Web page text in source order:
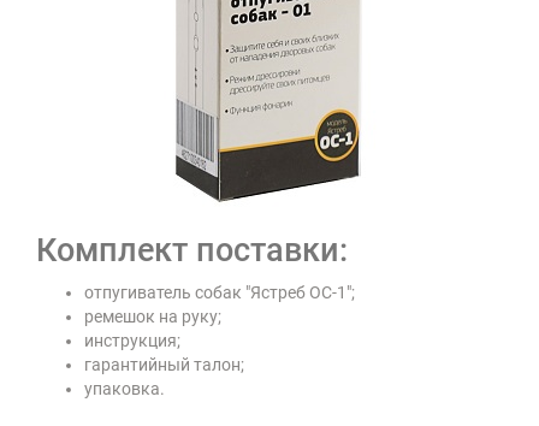
Комплект поставки:
отпугиватель собак "Ястреб ОС-1";
ремешок на руку;
инструкция;
гарантийный талон;
упаковка.